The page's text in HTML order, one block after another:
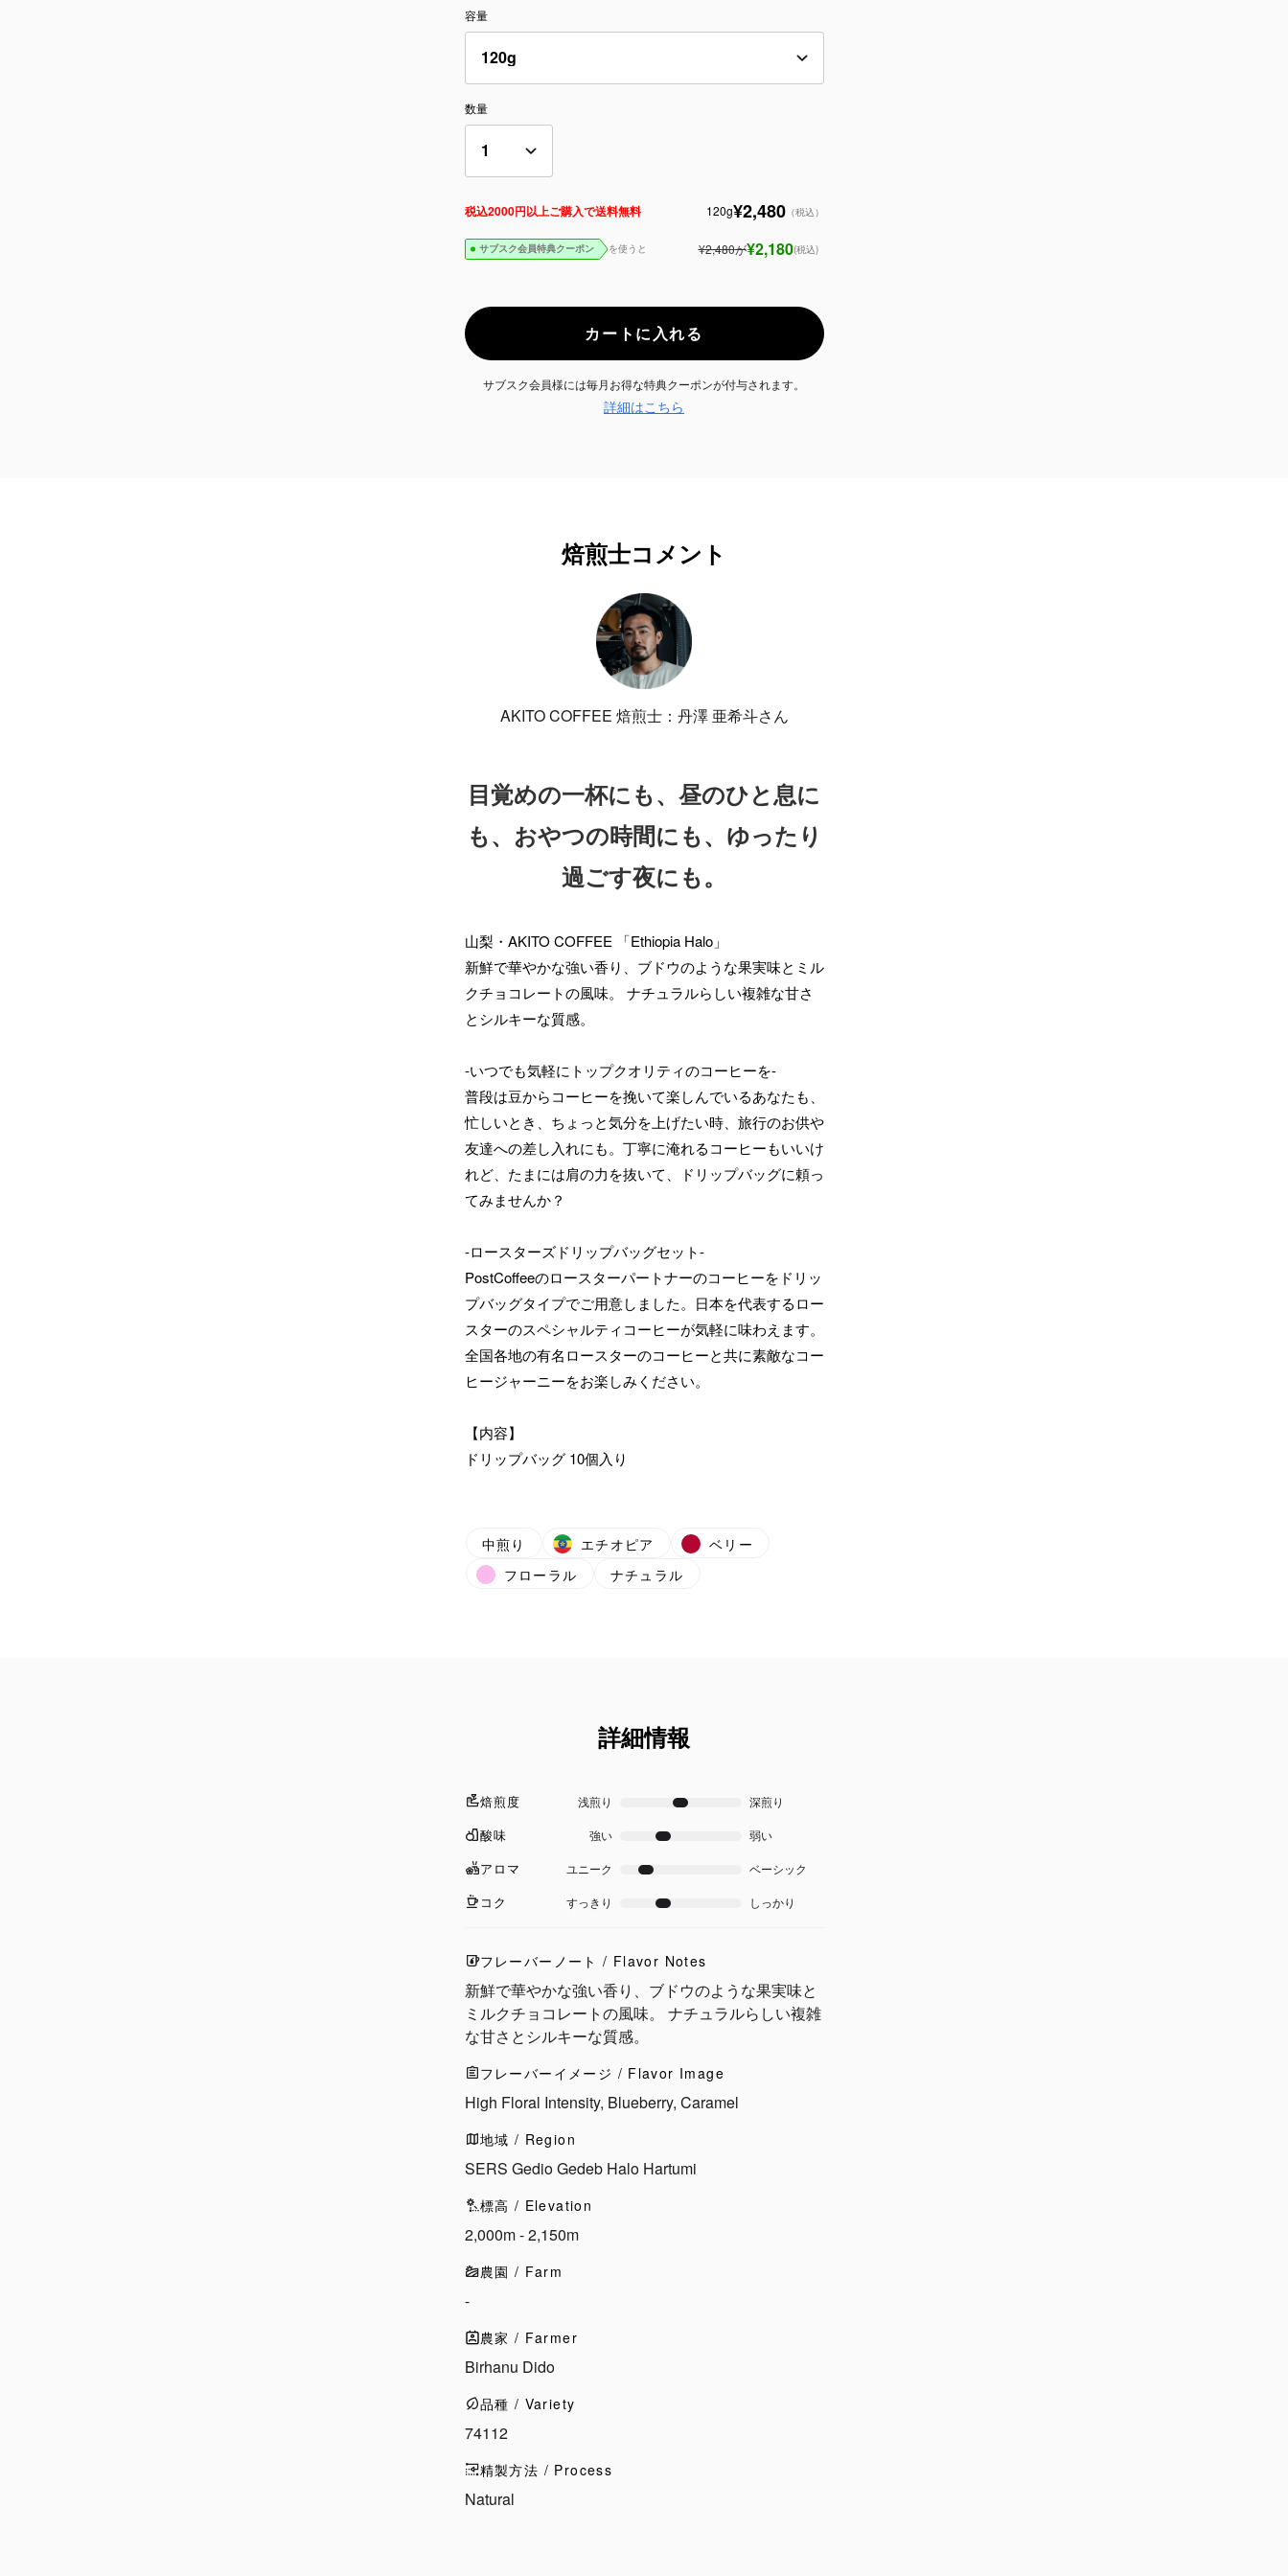
容量
数量
税込2000円以上ご購入で送料無料 120g¥2,480（税込）
サブスク会員特典クーポン を使うと ¥2,480が¥2,180(税込)
カートに入れる
サブスク会員様には毎月お得な特典クーポンが付与されます。
詳細はこちら
焙煎士コメント
AKITO COFFEE 焙煎士：丹澤 亜希斗さん
目覚めの一杯にも、昼のひと息に
も、おやつの時間にも、ゆったり
過ごす夜にも。
山梨・AKITO COFFEE 「Ethiopia Halo」
新鮮で華やかな強い香り、ブドウのような果実味とミル
クチョコレートの風味。 ナチュラルらしい複雑な甘さ
とシルキーな質感。
-いつでも気軽にトップクオリティのコーヒーを-
普段は豆からコーヒーを挽いて楽しんでいるあなたも、
忙しいとき、ちょっと気分を上げたい時、旅行のお供や
友達への差し入れにも。丁寧に淹れるコーヒーもいいけ
れど、たまには肩の力を抜いて、ドリップバッグに頼っ
てみませんか？
-ロースターズドリップバッグセット-
PostCoffeeのロースターパートナーのコーヒーをドリッ
プバッグタイプでご用意しました。日本を代表するロー
スターのスペシャルティコーヒーが気軽に味わえます。
全国各地の有名ロースターのコーヒーと共に素敵なコー
ヒージャーニーをお楽しみください。
【内容】
ドリップバッグ 10個入り
中煎り エチオピア
ベリー
フローラル
ナチュラル
詳細情報
焙煎度 浅煎り 深煎り
酸味 強い 弱い
アロマ ユニーク ベーシック
コク すっきり しっかり
フレーバーノート / Flavor Notes
新鮮で華やかな強い香り、ブドウのような果実味と
ミルクチョコレートの風味。 ナチュラルらしい複雑
な甘さとシルキーな質感。
フレーバーイメージ / Flavor Image
High Floral Intensity, Blueberry, Caramel
地域 / Region
SERS Gedio Gedeb Halo Hartumi
標高 / Elevation
2,000m - 2,150m
農園 / Farm
-
農家 / Farmer
Birhanu Dido
品種 / Variety
74112
精製方法 / Process
Natural